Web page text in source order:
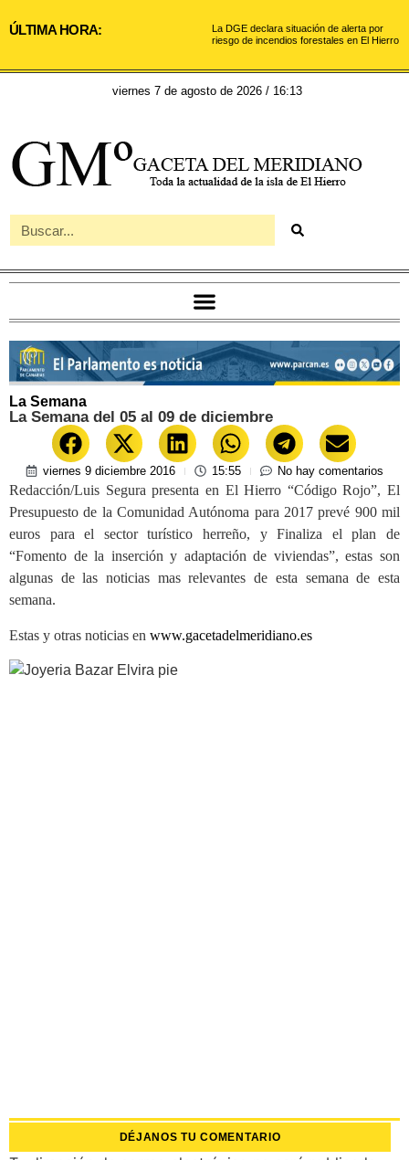
ÚLTIMA HORA:
La DGE declara situación de alerta por
riesgo de incendios forestales en El Hierro
viernes 7 de agosto de 2026 / 16:13
La Semana
La Semana del 05 al 09 de diciembre
viernes 9 diciembre 2016 15:55 No hay comentarios
Redacción/Luis Segura presenta en El Hierro “Código Rojo”, El
Presupuesto de la Comunidad Autónoma para 2017 prevé 900 mil
euros para el sector turístico herreño, y Finaliza el plan de
“Fomento de la inserción y adaptación de viviendas”, estas son
algunas de las noticias mas relevantes de esta semana de esta
semana.
Estas y otras noticias en www.gacetadelmeridiano.es
DÉJANOS TU COMENTARIO